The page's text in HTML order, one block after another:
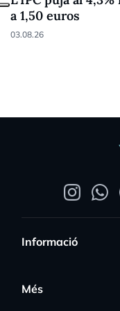
a 1,50 euros
03.08.26
Informació
Més